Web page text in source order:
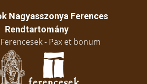
Nagyasszonya Ferences
Rendtartomány
- Pax et bonum